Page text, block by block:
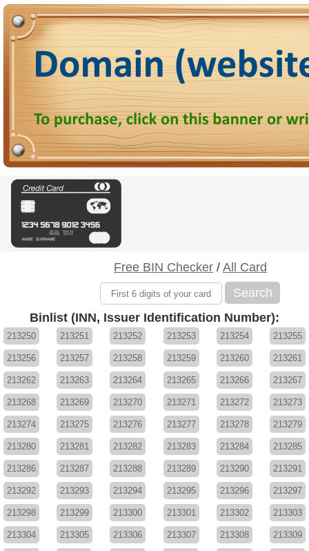
Free BIN Checker / All Card
Search
Binlist (INN, Issuer Identification Number):
213250 213251 213252 213253 213254 213255
213256 213257 213258 213259 213260 213261
213262 213263 213264 213265 213266 213267
213268 213269 213270 213271 213272 213273
213274 213275 213276 213277 213278 213279
213280 213281 213282 213283 213284 213285
213286 213287 213288 213289 213290 213291
213292 213293 213294 213295 213296 213297
213298 213299 213300 213301 213302 213303
213304 213305 213306 213307 213308 213309